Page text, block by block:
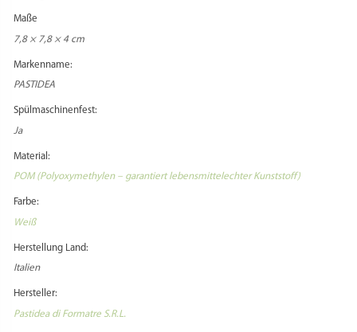
Maße
7,8 × 7,8 × 4 cm
Markenname:
PASTIDEA
Spülmaschinenfest:
Ja
Material:
POM (Polyoxymethylen – garantiert lebensmittelechter Kunststoff)
Farbe:
Weiß
Herstellung Land:
Italien
Hersteller:
Pastidea di Formatre S.R.L.